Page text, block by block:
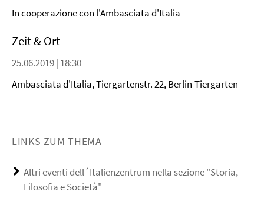
In cooperazione con l'Ambasciata d'Italia
Zeit & Ort
25.06.2019 | 18:30
Ambasciata d'Italia, Tiergartenstr. 22, Berlin-Tiergarten
LINKS ZUM THEMA
Altri eventi dell´Italienzentrum nella sezione "Storia,
Filosofia e Società"